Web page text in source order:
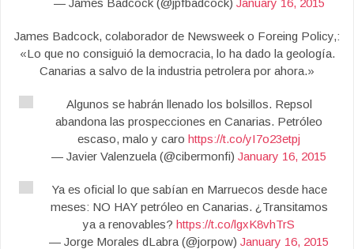
— James Badcock (@jpfbadcock) January 16, 2015
James Badcock, colaborador de Newsweek o Foreing Policy,:
«Lo que no consiguió la democracia, lo ha dado la geología.
Canarias a salvo de la industria petrolera por ahora.»
Algunos se habrán llenado los bolsillos. Repsol
abandona las prospecciones en Canarias. Petróleo
escaso, malo y caro https://t.co/yI7o23etpj
— Javier Valenzuela (@cibermonfi) January 16, 2015
Ya es oficial lo que sabían en Marruecos desde hace
meses: NO HAY petróleo en Canarias. ¿Transitamos
ya a renovables? https://t.co/lgxK8vhTrS
— Jorge Morales dLabra (@jorpow) January 16, 2015